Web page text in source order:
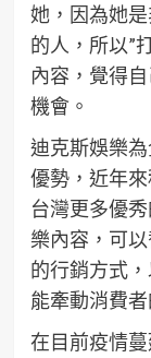
她，因為她
的人，所以”
內容，覺得
機會。
迪克斯娛樂
優勢，近年
台灣更多優
樂內容，可
的行銷方式
能牽動消費者
在目前疫情